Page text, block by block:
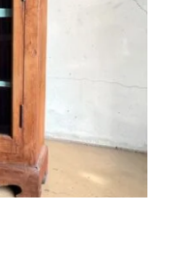
Add to cart